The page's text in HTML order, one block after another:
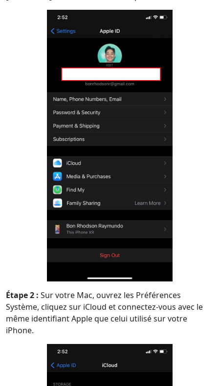
Étape 2 : Sur votre Mac, ouvrez les Préférences
Système, cliquez sur iCloud et connectez-vous avec le
même identifiant Apple que celui utilisé sur votre
iPhone.